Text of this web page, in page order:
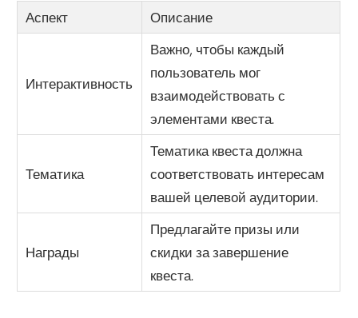
Аспект Описание
Интерактивность
Важно, чтобы каждый
пользователь мог
взаимодействовать с
элементами квеста.
Тематика
Тематика квеста должна
соответствовать интересам
вашей целевой аудитории.
Награды
Предлагайте призы или
скидки за завершение
квеста.